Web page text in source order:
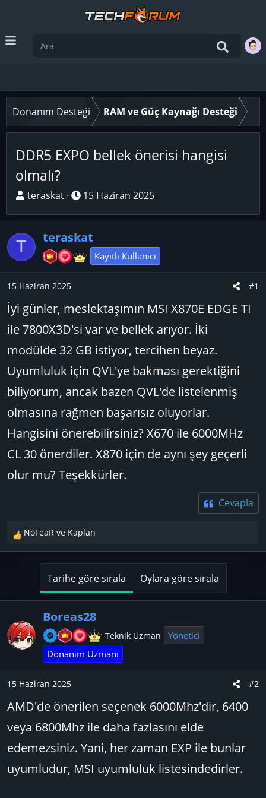
Donanım Desteği RAM ve Güç Kaynağı Desteği
DDR5 EXPO bellek önerisi hangisi
olmalı?
K
n
u
ş
l
a
t
a
teraskat
B
ş
l
a
n
ç
a
r
i
i
15 Haziran 2025
T teraskat
Kayıtlı Kullanıcı
15 Haziran 2025 #1
İyi günler, meslektaşımın MSI X870E EDGE TI
ile 7800X3D'si var ve bellek arıyor. İki
modülde 32 GB istiyor, tercihen beyaz.
Uyumluluk için QVL'ye bakması gerektiğini
biliyorum, ancak bazen QVL'de listelenmiş
olmasına rağmen başarısız oluyorlar.
Hangisini önerebilirsiniz? X670 ile 6000MHz
CL 30 önerdiler. X870 için de aynı şey geçerli
olur mu? Teşekkürler.
Cevapla
T
e
l
r
:
NoFeaR ve Kaplan
Tarihe göre sırala Oylara göre sırala
Boreas28
Teknik Uzman
Yönetici
Donanım Uzmanı
15 Haziran 2025 #2
AMD'de önerilen seçenek 6000Mhz'dir, 6400
veya 6800Mhz ile daha fazlasını elde
edemezsiniz. Yani, her zaman EXP ile bunlar
uyumludur, MSI uyumluluk listesindedirler.